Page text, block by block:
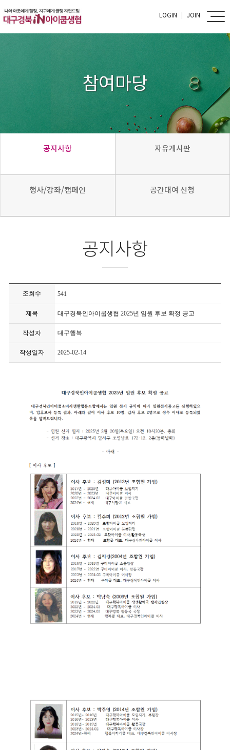
LOGIN JOIN
참여마당
공지사항 자유게시판
행사/강좌/캠페인 공간대여 신청
공지사항
조회수 541
제목 대구경북인아이쿱생협 2025년 임원 후보 확정 공고
작성자 대구행복
작성일자 2025-02-14